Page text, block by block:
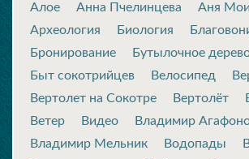
Алое
Анна Пчелинцева
Аня
Археология
Биология
Бронирование
Бутылочное
Быт сокотрийцев
Велосипед
Вертолет на Сокотре
Вертолёт
Ветер
Видео
Владимир
Владимир Мельник
Водопады